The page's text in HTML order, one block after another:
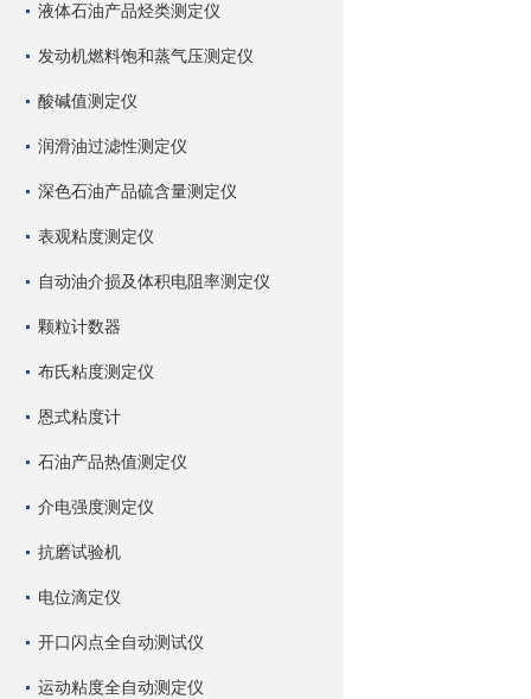
液体石油产品烃类测定仪
发动机燃料饱和蒸气压测定仪
酸碱值测定仪
润滑油过滤性测定仪
深色石油产品硫含量测定仪
表观粘度测定仪
自动油介损及体积电阻率测定仪
颗粒计数器
布氏粘度测定仪
恩式粘度计
石油产品热值测定仪
介电强度测定仪
抗磨试验机
电位滴定仪
开口闪点全自动测试仪
运动粘度全自动测定仪